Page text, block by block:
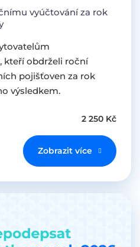
vyúčtování za rok
kteří obdrželi roční
pojišťoven za rok
výsledkem.
2 250 Kč
Zobrazit více